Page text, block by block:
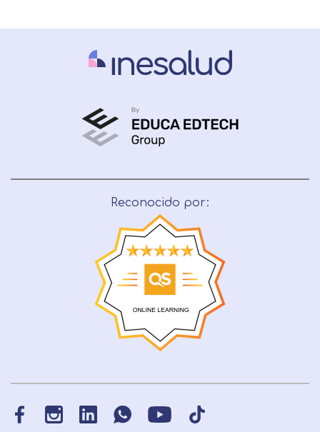
Reconocido por: